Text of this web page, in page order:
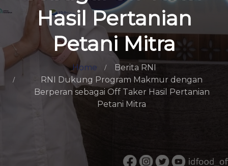
Hasil Pertanian
Petani Mitra
Home
Berita RNI
RNI Dukung Program Makmur dengan
Berperan sebagai Off Taker Hasil Pertanian
Petani Mitra